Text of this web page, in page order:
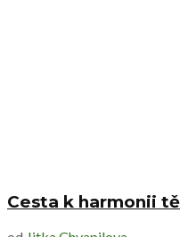
Cesta k harmonii